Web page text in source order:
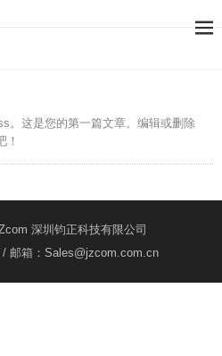
。这是您的第一篇文章。编辑或删除
！
深圳钧正科技有限公司
/ 邮箱：Sales@jzcom.com.cn